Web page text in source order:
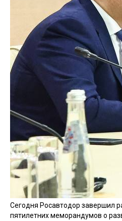
Сегодня Росавтодор завершил
пятилетних меморандумов о